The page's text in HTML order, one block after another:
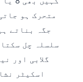
سلسلہ چل
اسکیٹر